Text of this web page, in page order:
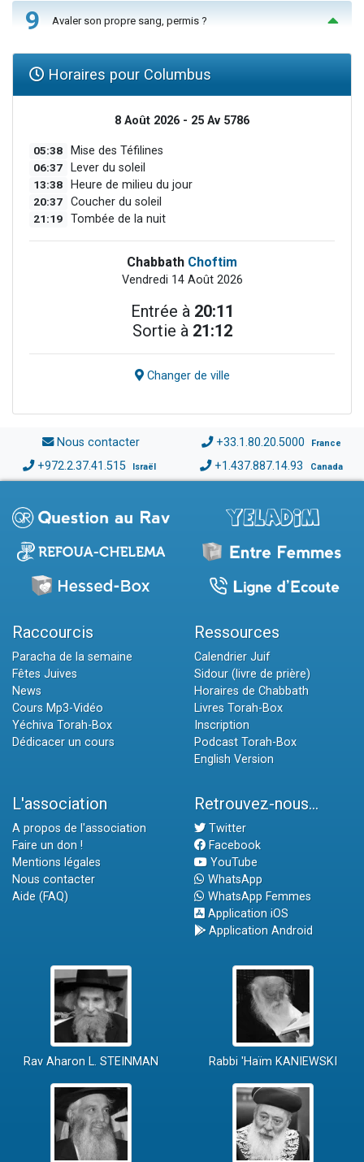
9 Avaler son propre sang, permis ?
Horaires pour Columbus
8 Août 2026 - 25 Av 5786
05:38 Mise des Téfilines
06:37 Lever du soleil
13:38 Heure de milieu du jour
20:37 Coucher du soleil
21:19 Tombée de la nuit
Chabbath Choftim
Vendredi 14 Août 2026
Entrée à 20:11
Sortie à 21:12
Changer de ville
Nous contacter +33.1.80.20.5000 France
+972.2.37.41.515 Israël +1.437.887.14.93 Canada
Raccourcis
Paracha de la semaine
Fêtes Juives
News
Cours Mp3-Vidéo
Yéchiva Torah-Box
Dédicacer un cours
Ressources
Calendrier Juif
Sidour (livre de prière)
Horaires de Chabbath
Livres Torah-Box
Inscription
Podcast Torah-Box
English Version
L'association
A propos de l'association
Faire un don !
Mentions légales
Nous contacter
Aide (FAQ)
Retrouvez-nous...
Twitter
Facebook
YouTube
WhatsApp
WhatsApp Femmes
Application iOS
Application Android
Rav Aharon L. STEINMAN Rabbi 'Haïm KANIEWSKI